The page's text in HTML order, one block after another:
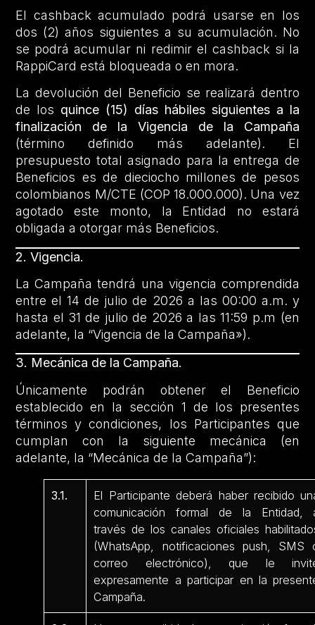
El cashback acumulado podrá usarse en los
dos (2) años siguientes a su acumulación. No
se podrá acumular ni redimir el cashback si la
RappiCard está bloqueada o en mora.
La devolución del Beneficio se realizará dentro
de los quince (15) días hábiles siguientes a la
finalización de la Vigencia de la Campaña
(término definido más adelante). El
presupuesto total asignado para la entrega de
Beneficios es de dieciocho millones de pesos
colombianos M/CTE (COP 18.000.000). Una vez
agotado este monto, la Entidad no estará
obligada a otorgar más Beneficios.
2. Vigencia.
La Campaña tendrá una vigencia comprendida
entre el 14 de julio de 2026 a las 00:00 a.m. y
hasta el 31 de julio de 2026 a las 11:59 p.m (en
adelante, la “Vigencia de la Campaña»).
3. Mecánica de la Campaña.
Únicamente podrán obtener el Beneficio
establecido en la sección 1 de los presentes
términos y condiciones, los Participantes que
cumplan con la siguiente mecánica (en
adelante, la “Mecánica de la Campaña”):
3.1.
El Participante deberá haber recibido
comunicación formal de la Entidad,
través de los canales oficiales
(WhatsApp, notificaciones push, SMS
correo electrónico), que le
expresamente a participar en la
Campaña.